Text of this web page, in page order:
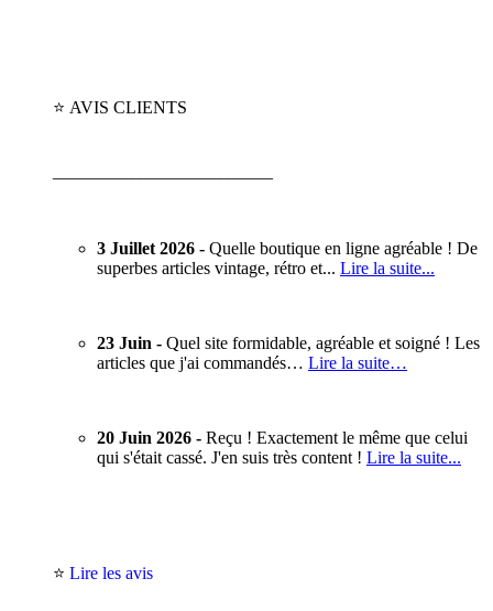
⭐ AVIS CLIENTS
3 Juillet 2026 - Quelle boutique en ligne agréable ! De
superbes articles vintage, rétro et... Lire la suite...
23 Juin - Quel site formidable, agréable et soigné ! Les
articles que j'ai commandés… Lire la suite…
20 Juin 2026 - Reçu ! Exactement le même que celui
qui s'était cassé. J'en suis très content ! Lire la suite...
⭐ Lire les avis